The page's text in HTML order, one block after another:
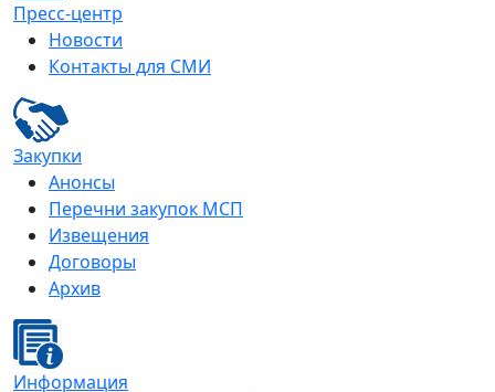
Пресс-центр
Новости
Контакты для СМИ
Закупки
Анонсы
Перечни закупок МСП
Извещения
Договоры
Архив
Информация